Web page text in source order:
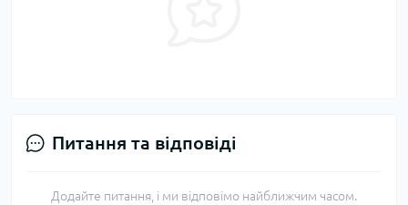
Питання та відповіді
Додайте питання, і ми відповімо найближчим часом.